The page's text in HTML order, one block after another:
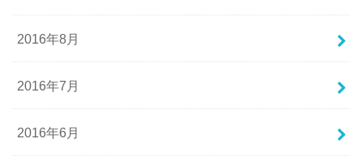
2016年8月
2016年7月
2016年6月